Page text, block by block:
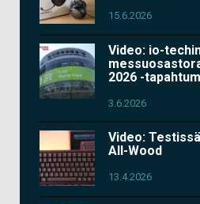
15.6.2026
Video: io-
2026 -
3.6.2026
Video:
All-Wood
13.4.2026